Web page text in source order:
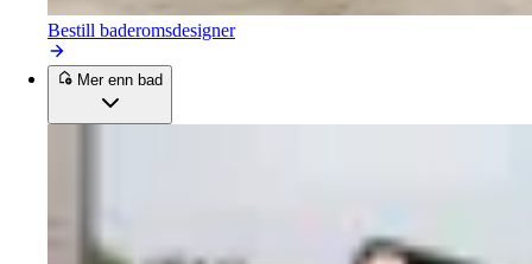
Bestill baderomsdesigner
Mer enn bad